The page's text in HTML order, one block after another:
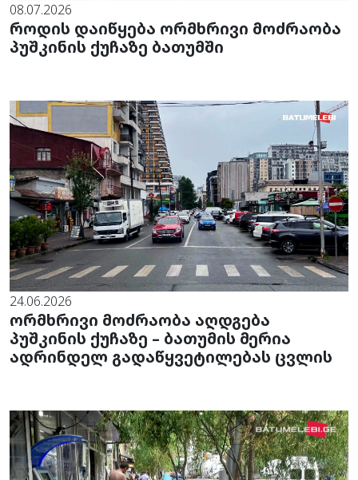
08.07.2026
როდის დაიწყება ორმხრივი მოძრაობა
პუშკინის ქუჩაზე ბათუმში
24.06.2026
ორმხრივი მოძრაობა აღდგება
პუშკინის ქუჩაზე – ბათუმის მერია
ადრინდელ გადაწყვეტილებას ცვლის